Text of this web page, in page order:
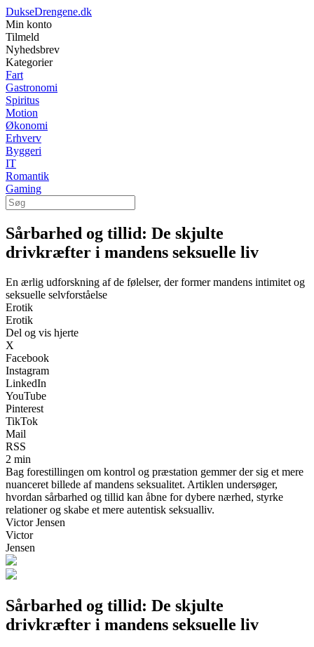
DukseDrengene.dk
Min konto
Tilmeld
Nyhedsbrev
Kategorier
Fart
Gastronomi
Spiritus
Motion
Økonomi
Erhverv
Byggeri
IT
Romantik
Gaming
Sårbarhed og tillid: De skjulte
drivkræfter i mandens seksuelle liv
En ærlig udforskning af de følelser, der former mandens intimitet og
seksuelle selvforståelse
Erotik
Erotik
Del og vis hjerte
X
Facebook
Instagram
LinkedIn
YouTube
Pinterest
TikTok
Mail
RSS
2 min
Bag forestillingen om kontrol og præstation gemmer der sig et mere
nuanceret billede af mandens seksualitet. Artiklen undersøger,
hvordan sårbarhed og tillid kan åbne for dybere nærhed, styrke
relationer og skabe et mere autentisk seksualliv.
Victor Jensen
Victor
Jensen
Sårbarhed og tillid: De skjulte
drivkræfter i mandens seksuelle liv